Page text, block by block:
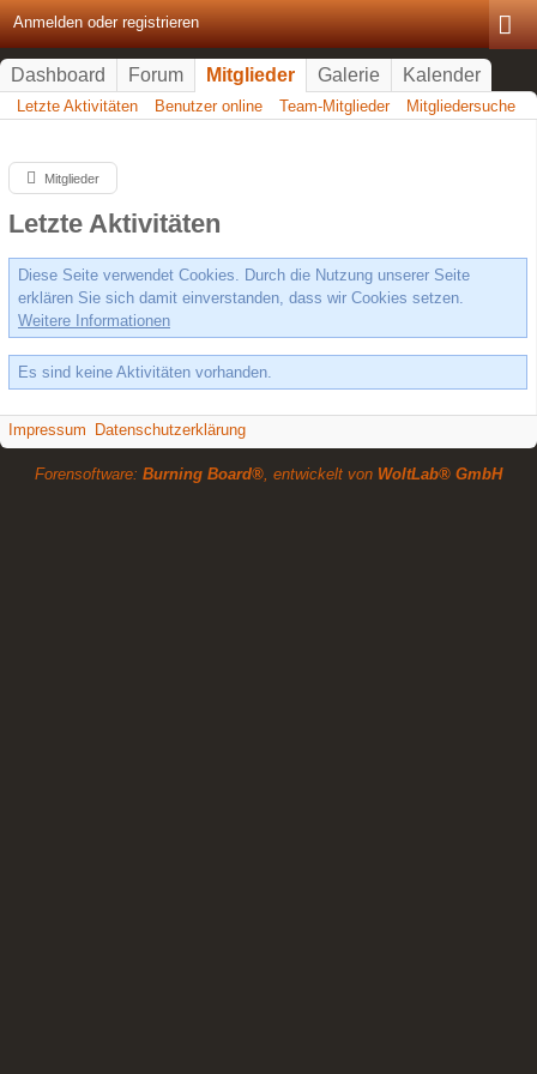
Anmelden oder registrieren
Dashboard Forum Mitglieder Galerie Kalender
Letzte Aktivitäten Benutzer online Team-Mitglieder Mitgliedersuche
Mitglieder
Letzte Aktivitäten
Diese Seite verwendet Cookies. Durch die Nutzung unserer Seite
erklären Sie sich damit einverstanden, dass wir Cookies setzen.
Weitere Informationen
Es sind keine Aktivitäten vorhanden.
Impressum Datenschutzerklärung
Forensoftware: Burning Board®, entwickelt von WoltLab® GmbH